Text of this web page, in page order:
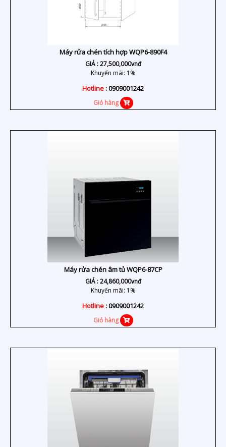
Máy rửa chén tích hợp WQP6-890F4
GIÁ :27,500,000vnđ
Khuyến mãi: 1%
Hotline: 0909001242
Giỏ hàng
Máy rửa chén âm tủ WQP6-87CP
GIÁ :24,860,000vnđ
Khuyến mãi: 1%
Hotline: 0909001242
Giỏ hàng